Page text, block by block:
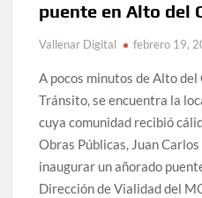
puente en Alto del
Vallenar Digital febrero 19,
A pocos minutos de Alto del
Tránsito, se encuentra la
cuya comunidad recibió
Obras Públicas, Juan
inaugurar un añorado
Dirección de Vialidad del